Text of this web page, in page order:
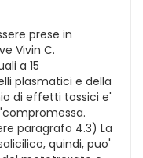
prese in
Vivin C.
a 15
plasmatici e della
di effetti tossici e'
paragrafo 4.3) La
quindi, puo'